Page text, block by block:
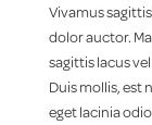
Vivamus
dolor auctor.
sagittis lacus
Duis mollis,
eget lacinia